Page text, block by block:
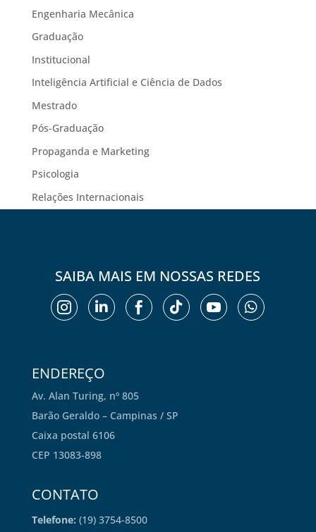
Engenharia Mecânica
Graduação
Institucional
Inteligência Artificial e Ciência de Dados
Mestrado
Pós-Graduação
Propaganda e Marketing
Psicologia
Relações Internacionais
SAIBA MAIS EM NOSSAS REDES
     
ENDEREÇO
Av. Alan Turing, nº 805
Barão Geraldo – Campinas / SP
Caixa postal 6106
CEP 13083-898
CONTATO
Telefone: (19) 3754-8500